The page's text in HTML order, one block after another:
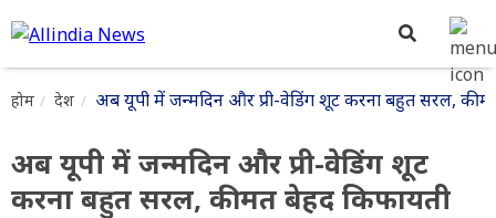
होम देश अब यूपी में जन्मदिन और प्री-वेडिंग शूट करना बहुत सरल,
अब यूपी में जन्मदिन और प्री-वेडिंग शूट
करना बहुत सरल, कीमत बेहद किफायती